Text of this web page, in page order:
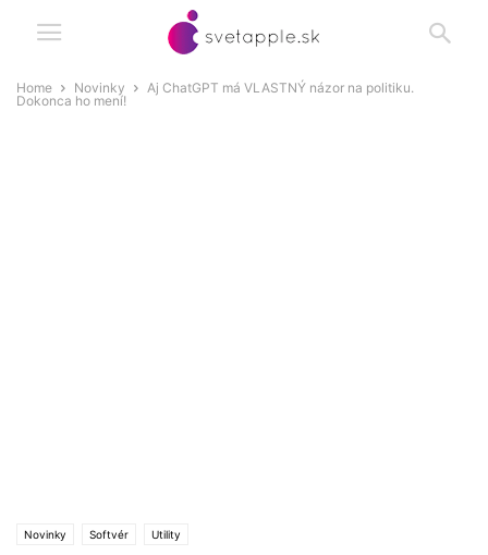
Home Novinky
Aj ChatGPT má VLASTNÝ názor na politiku.
Dokonca ho mení!
Novinky Softvér Utility